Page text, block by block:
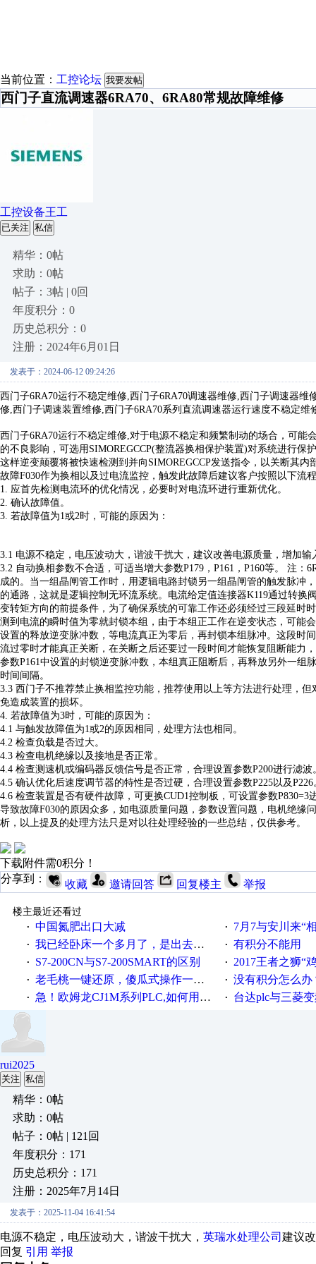
当前位置： 工控论坛 我要发帖
西门子直流调速器6RA70、6RA80常规故障维修
工控设备王工
已关注 私信
精华：0帖
求助：0帖
帖子：3帖 | 0回
年度积分：0
历史总积分：0
注册：2024年6月01日
发表于：2024-06-12 09:24:26
西门子6RA70运行不稳定维修,西门子6RA70调速器维修,西门子调速器
修,西门子调速装置维修,西门子6RA70系列直流调速器运行速度不稳定维
西门子6RA70运行不稳定维修,对于电源不稳定和频繁制动的场合，可
的不良影响，可选用SIMOREGCCP(整流器换相保护装置)对系统进行
这样逆变颠覆将被快速检测到并向SIMOREGCCP发送指令，以关断其内
故障F030作为换相以及过电流监控，触发此故障后建议客户按照以下流
1. 应首先检测电流环的优化情况，必要时对电流环进行重新优化。
2. 确认故障值。
3. 若故障值为1或2时，可能的原因为：
3.1 电源不稳定，电压波动大，谐波干扰大，建议改善电源质量，增加输
3.2 自动换相参数不合适，可适当增大参数P179，P161，P160等。 注
成的。当一组晶闸管工作时，用逻辑电路封锁另一组晶闸管的触发脉冲
的通路，这就是逻辑控制无环流系统。电流给定值连接器K119通过转
变转矩方向的前提条件，为了确保系统的可靠工作还必须经过三段延时
测到电流的瞬时值为零就封锁本组，由于本组正工作在逆变状态，可能
设置的释放逆变脉冲数，等电流真正为零后，再封锁本组脉冲。这段时
流过零时才能真正关断，在关断之后还要过一段时间才能恢复阻断能力
参数P161中设置的封锁逆变脉冲数，本组真正阻断后，再释放另外一组
时间间隔。
3.3 西门子不推荐禁止换相监控功能，推荐使用以上等方法进行处理，
免造成装置的损坏。
4. 若故障值为3时，可能的原因为：
4.1 与触发故障值为1或2的原因相同，处理方法也相同。
4.2 检查负载是否过大。
4.3 检查电机绝缘以及接地是否正常。
4.4 检查测速机或编码器反馈信号是否正常，合理设置参数P200进行滤波
4.5 确认优化后速度调节器的特性是否过硬，合理设置参数P225以及P226
4.6 检查装置是否有硬件故障，可更换CUD1控制板，可设置参数P830=3
导致故障F030的原因众多，如电源质量问题，参数设置问题，电机绝
析，以上提及的处理方法只是对以往处理经验的一些总结，仅供参考。
下载附件需0积分！
分享到：
收藏 邀请回答 回复楼主 举报
楼主最近还看过
· 中国氮肥出口大减 · 7月7与安川来“
· 我已经卧床一个多月了，是出去安装机械手在高速遭遇车祸所致:大家工作都要特别注意啊 · 有积分不能用
· S7-200CN与S7-200SMART的区别 · 2017王者之狮“鸡”情签到
· 老毛桃一键还原，傻瓜式操作一键轻松备份还原；程序为向导式安装，一键即可实现自动备份或还原系统。 · 没有积分怎么办
· 急！欧姆龙CJ1M系列PLC,如何用时间控制变频器。要求时间在组态王中可以自由输入！拜托各位大神了！ · 台达plc与三菱
rui2025
关注 私信
精华：0帖
求助：0帖
帖子：0帖 | 121回
年度积分：171
历史总积分：171
注册：2025年7月14日
发表于：2025-11-04 16:41:54
电源不稳定，电压波动大，谐波干扰大， 英瑞水处理公司 建议
回复 引用 举报